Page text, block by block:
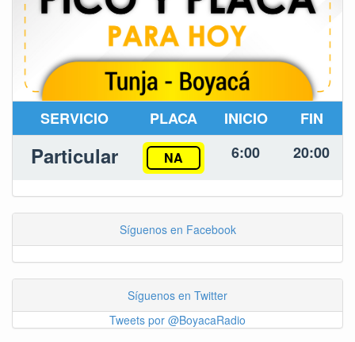
SERVICIO PLACA INICIO FIN
Particular NA 6:00 20:00
Síguenos en Facebook
Síguenos en Twitter
Tweets por @BoyacaRadio